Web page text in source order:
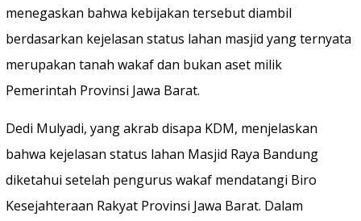
menegaskan bahwa kebijakan tersebut diambil
berdasarkan kejelasan status lahan masjid yang ternyata
merupakan tanah wakaf dan bukan aset milik
Pemerintah Provinsi Jawa Barat.
Dedi Mulyadi, yang akrab disapa KDM, menjelaskan
bahwa kejelasan status lahan Masjid Raya Bandung
diketahui setelah pengurus wakaf mendatangi Biro
Kesejahteraan Rakyat Provinsi Jawa Barat. Dalam